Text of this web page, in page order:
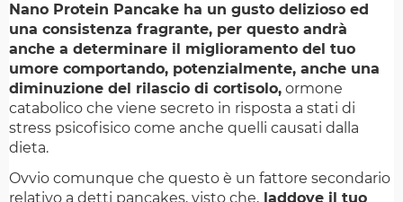
Nano Protein Pancake ha un gusto delizioso ed
una consistenza fragrante, per questo andrà
anche a determinare il miglioramento del tuo
umore comportando, potenzialmente, anche una
diminuzione del rilascio di cortisolo, ormone
catabolico che viene secreto in risposta a stati di
stress psicofisico come anche quelli causati dalla
dieta.
Ovvio comunque che questo è un fattore secondario
relativo a detti pancakes, visto che, laddove il tuo